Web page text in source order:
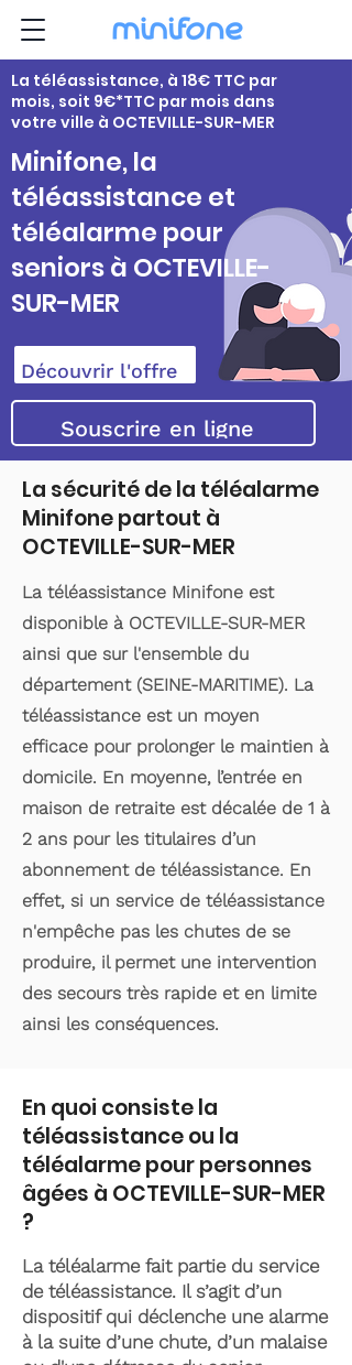
La téléassistance, à 18€ TTC par
mois, soit 9€*TTC par mois dans
votre ville à OCTEVILLE-SUR-MER
Minifone, la
téléassistance et
téléalarme pour
seniors à OCTEVILLE-
SUR-MER
Découvrir l'offre
Souscrire en ligne
La sécurité de la téléalarme
Minifone partout à
OCTEVILLE-SUR-MER
La téléassistance Minifone est
disponible à OCTEVILLE-SUR-MER
ainsi que sur l'ensemble du
département (SEINE-MARITIME). La
téléassistance est un moyen
efficace pour prolonger le maintien à
domicile. En moyenne, l’entrée en
maison de retraite est décalée de 1 à
2 ans pour les titulaires d’un
abonnement de téléassistance. En
effet, si un service de téléassistance
n'empêche pas les chutes de se
produire, il permet une intervention
des secours très rapide et en limite
ainsi les conséquences.
En quoi consiste la
téléassistance ou la
téléalarme pour personnes
âgées à OCTEVILLE-SUR-MER
?
La téléalarme fait partie du service
de téléassistance. Il s’agit d’un
dispositif qui déclenche une alarme
à la suite d’une chute, d’un malaise